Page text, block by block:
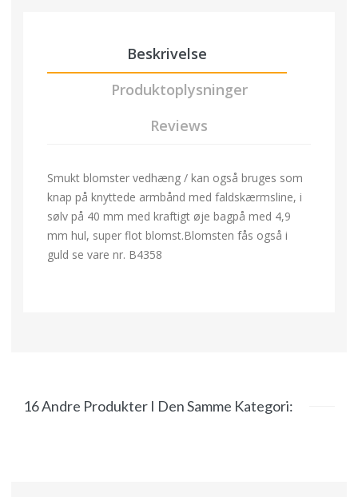
Beskrivelse
Produktoplysninger
Reviews
Smukt blomster vedhæng / kan også bruges som
knap på knyttede armbånd med faldskærmsline, i
sølv på 40 mm med kraftigt øje bagpå med 4,9
mm hul, super flot blomst.Blomsten fås også i
guld se vare nr. B4358
16 Andre Produkter I Den Samme Kategori: